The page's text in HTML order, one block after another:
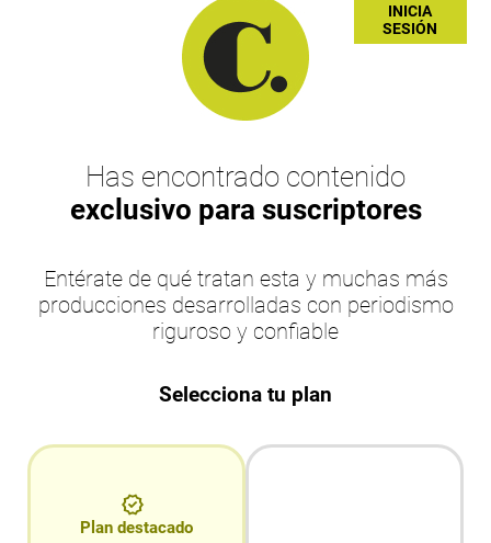
INICIA
SESIÓN
Has encontrado contenido
exclusivo para suscriptores
Entérate de qué tratan esta y muchas más
producciones desarrolladas con periodismo
riguroso y confiable
Selecciona tu plan
Plan destacado